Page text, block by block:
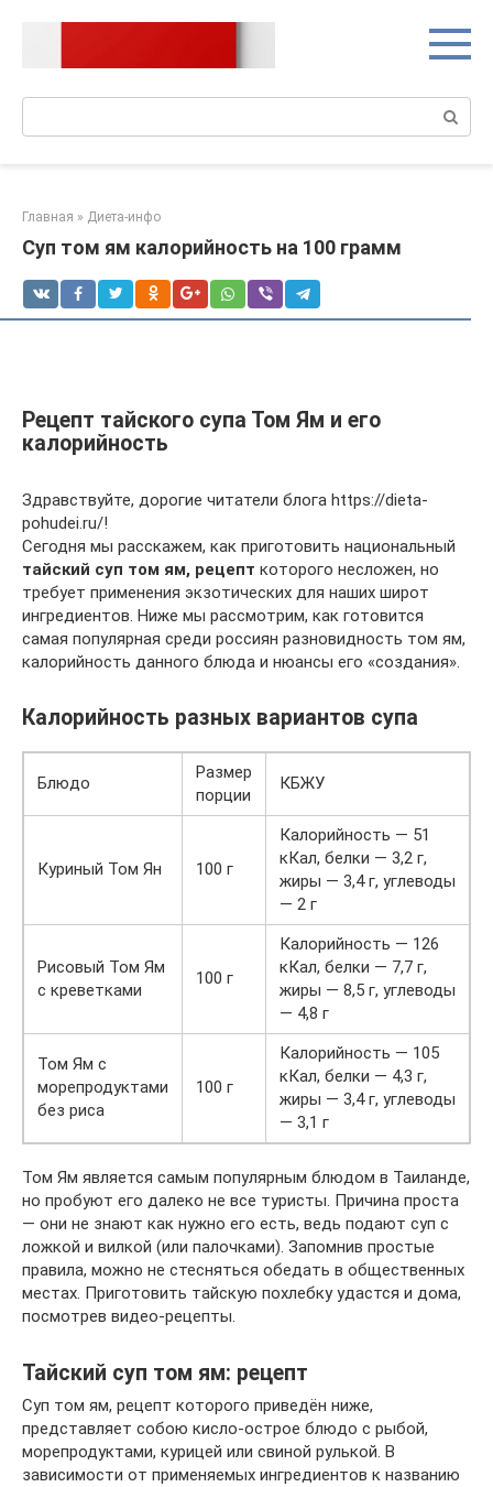
Главная » Диета-инфо
Суп том ям калорийность на 100 грамм
Рецепт тайского супа Том Ям и его
калорийность
Здравствуйте, дорогие читатели блога https://dieta-
pohudei.ru/!
Сегодня мы расскажем, как приготовить национальный
тайский суп том ям, рецепт которого несложен, но
требует применения экзотических для наших широт
ингредиентов. Ниже мы рассмотрим, как готовится
самая популярная среди россиян разновидность том ям,
калорийность данного блюда и нюансы его «создания».
Калорийность разных вариантов супа
Блюдо
Размер
порции
КБЖУ
Куриный Том Ян 100 г
Калорийность — 51
кКал, белки — 3,2 г,
жиры — 3,4 г, углеводы
— 2 г
Рисовый Том Ям
с креветками
100 г
Калорийность — 126
кКал, белки — 7,7 г,
жиры — 8,5 г, углеводы
— 4,8 г
Том Ям с
морепродуктами
без риса
100 г
Калорийность — 105
кКал, белки — 4,3 г,
жиры — 3,4 г, углеводы
— 3,1 г
Том Ям является самым популярным блюдом в Таиланде,
но пробуют его далеко не все туристы. Причина проста
— они не знают как нужно его есть, ведь подают суп с
ложкой и вилкой (или палочками). Запомнив простые
правила, можно не стесняться обедать в общественных
местах. Приготовить тайскую похлебку удастся и дома,
посмотрев видео-рецепты.
Тайский суп том ям: рецепт
Суп том ям, рецепт которого приведён ниже,
представляет собою кисло-острое блюдо с рыбой,
морепродуктами, курицей или свиной рулькой. В
зависимости от применяемых ингредиентов к названию